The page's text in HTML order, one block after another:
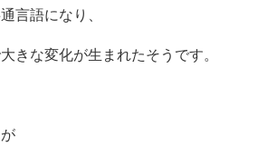
言語になり、
きな変化が生まれたそうです。